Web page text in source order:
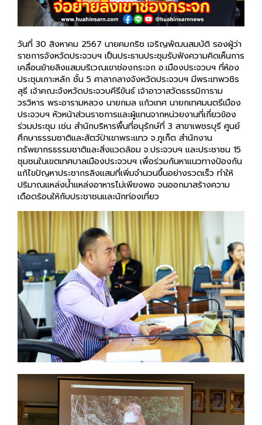
วันที่ 30 สิงหาคม 2567 นายคมกริช เจริญพัฒนสมบัติ รองผู้ว่า
ราชการจังหวัดประจวบฯ เป็นประธานประชุมรับฟังความคิดเห็นการ
เคลื่อนย้ายลิงแสมบริเวณเขาช่องกระจก อ.เมืองประจวบฯ ที่ห้อง
ประชุมเกาะหลัก ชั้น 5 ศาลากลางจังหวัดประจวบฯ มีพระเทพวชิร
สุธี เจ้าคณะจังหวัดประจวบคีรีขันธ์ เจ้าอาวาสวัดธรรมิการาม
วรวิหาร พระอารามหลวง นายกมล แก้วเทศ นายกเทศมนตรีเมือง
ประจวบฯ หัวหน้าส่วนราชการและผู้แทนจากหน่วยงานที่เกี่ยวข้อง
ร่วมประชุม เช่น สำนักบริหารพื้นที่อนุรักษ์ที่ 3 สาขาเพชรบุรี ศูนย์
ศึกษาธรรมชาติและสัตว์ป่าเขาพระแทว จ.ภูเก็ต สำนักงาน
ทรัพยากรธรรมชาติและสิ่งแวดล้อม จ.ประจวบฯ และประชาชน 15
ชุมชนในเขตเทศบาลเมืองประจวบฯ เพื่อร่วมกันหาแนวทางป้องกัน
แก้ไขปัญหาประชากรลิงแสมที่เพิ่มจำนวนขึ้นอย่างรวดเร็ว ทำให้
ปริมาณแหล่งน้ำแหล่งอาหารไม่เพียงพอ จนออกมาสร้างความ
เดือดร้อนให้กับประชาชนและนักท่องเที่ยว